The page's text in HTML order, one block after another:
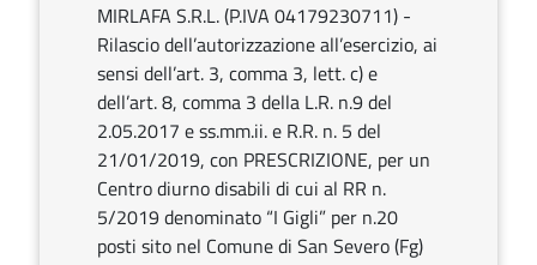
MIRLAFA S.R.L. (P.IVA 04179230711) -
Rilascio dell’autorizzazione all’esercizio, ai
sensi dell’art. 3, comma 3, lett. c) e
dell’art. 8, comma 3 della L.R. n.9 del
2.05.2017 e ss.mm.ii. e R.R. n. 5 del
21/01/2019, con PRESCRIZIONE, per un
Centro diurno disabili di cui al RR n.
5/2019 denominato “I Gigli” per n.20
posti sito nel Comune di San Severo (Fg)